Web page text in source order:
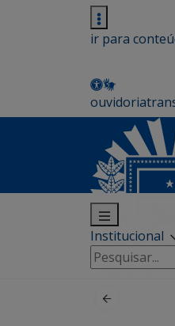
ir para
ouvidoria
Institucional
Pesquisar
por: